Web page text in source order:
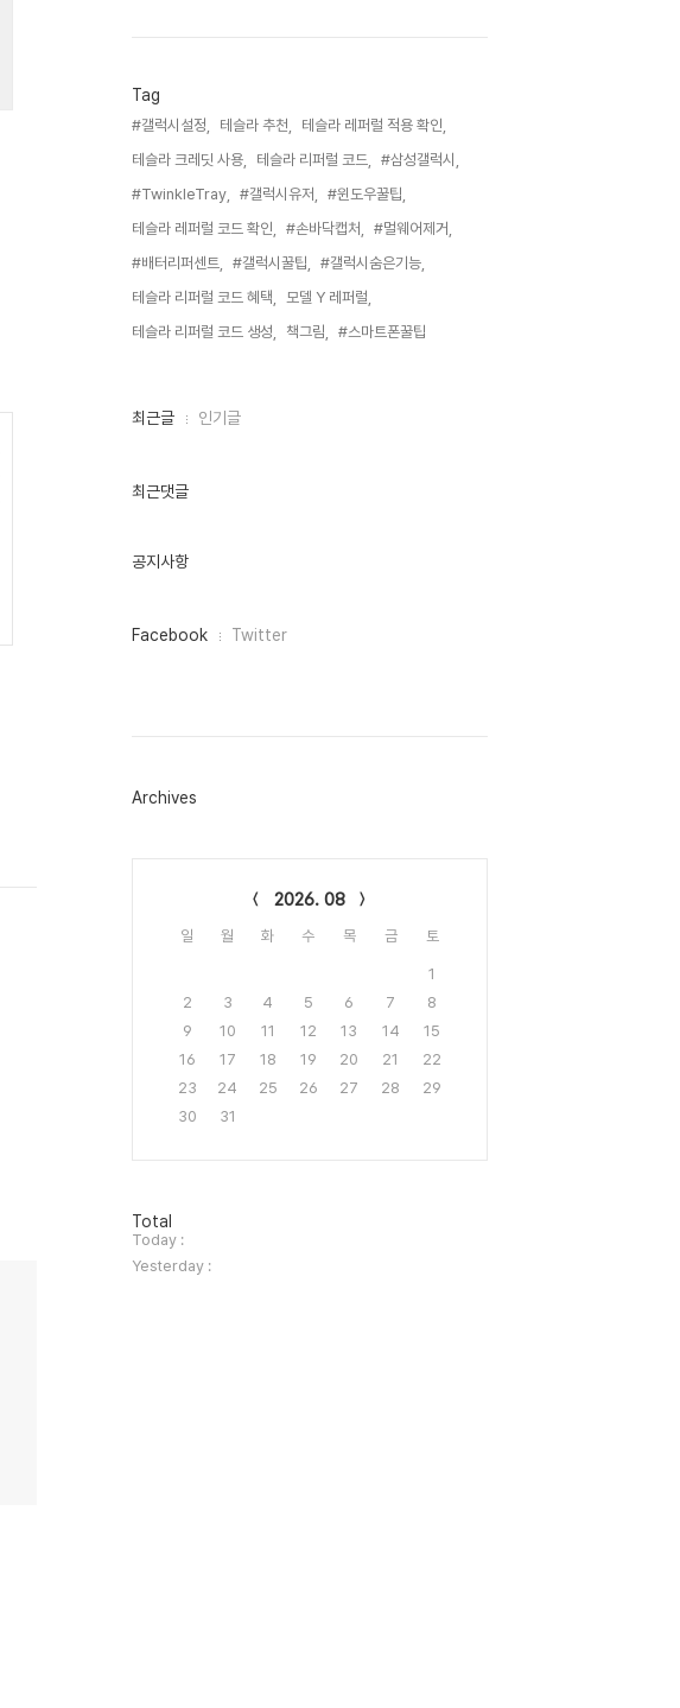
Tag
#갤럭시설정, 테슬라 추천,
테슬라 레퍼럴 적용 확인,
테슬라 크레딧 사용,
테슬라 리퍼럴 코드,
#삼성갤럭시,
#TwinkleTray,
#갤럭시유저,
#윈도우꿀팁,
테슬라 레퍼럴 코드 확인,
#손바닥캡처,
#멀웨어제거,
#배터리퍼센트,
#갤럭시꿀팁,
#갤럭시숨은기능,
테슬라 리퍼럴 코드 혜택,
모델 Y 레퍼럴,
테슬라 리퍼럴 코드 생성,
책그림, #스마트폰꿀팁,
최
인
최근글 인기글
최근댓글
공지사항
페
그
Facebook Twitter
Archives
2026. 08
일 월 화 수 목 금 토
1
2
3 4 5 6 7
8
9
10 11 12 13 14
15
16
17 18 19 20 21
22
23
24 25 26 27 28
29
30
31
방
문
자
수
Total
Today :
Yesterday :